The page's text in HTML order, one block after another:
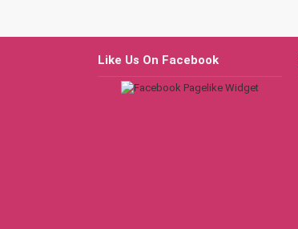
Like Us On Facebook